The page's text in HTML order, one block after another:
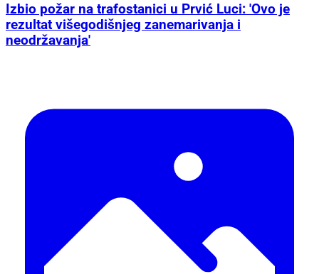
Izbio požar na trafostanici u Prvić Luci: 'Ovo je
rezultat višegodišnjeg zanemarivanja i
neodržavanja'